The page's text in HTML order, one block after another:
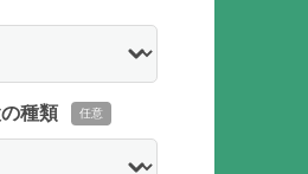
種類 任意